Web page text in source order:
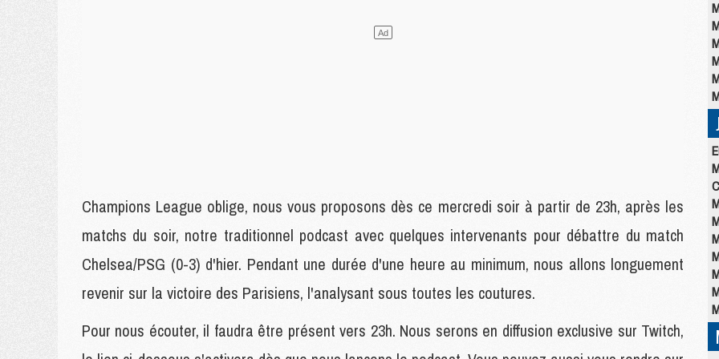
Champions League oblige, nous vous proposons dès ce mercredi soir à partir de 23h, après les
matchs du soir, notre traditionnel podcast avec quelques intervenants pour débattre du match
Chelsea/PSG (0-3) d'hier. Pendant une durée d'une heure au minimum, nous allons longuement
revenir sur la victoire des Parisiens, l'analysant sous toutes les coutures.
Pour nous écouter, il faudra être présent vers 23h. Nous serons en diffusion exclusive sur Twitch,